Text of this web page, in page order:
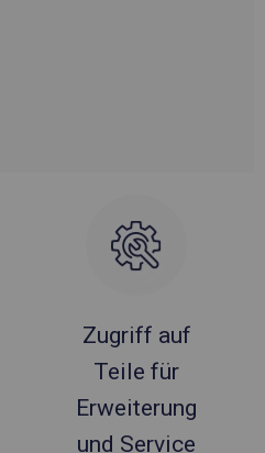
Zugriff auf
Teile für
Erweiterung
und Service